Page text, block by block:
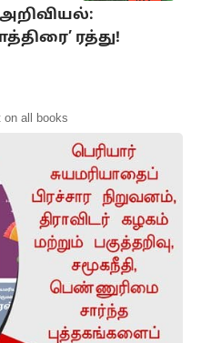
ரத்து!
on all books